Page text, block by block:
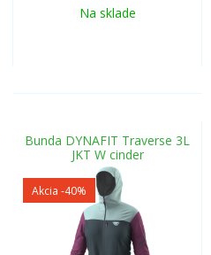
Na sklade
Bunda DYNAFIT Traverse 3L
JKT W cinder
Akcia -40%